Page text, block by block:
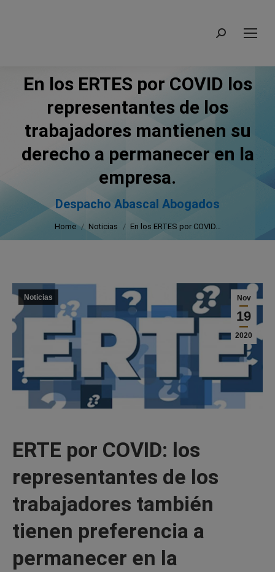
Search:
En los ERTES por COVID los
representantes de los
trabajadores mantienen su
derecho a permanecer en la
empresa.
Despacho Abascal Abogados
You are here:
Home Noticias En los ERTES por COVID…
Nov
19
2020
Noticias
ERTE por COVID: los
representantes de los
trabajadores también
tienen preferencia a
permanecer en la